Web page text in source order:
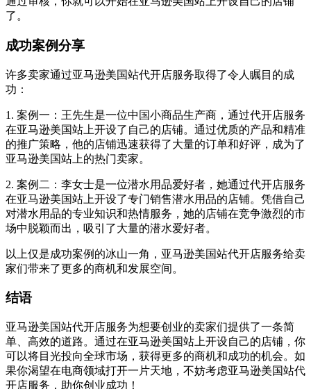
了。
成功案例分享
许多卖家通过亚马逊美国站代开店服务取得了令人瞩目的成
功：
1. 案例一：王先生是一位中国小商品生产商，通过代开店服务
在亚马逊美国站上开设了自己的店铺。通过优质的产品和精准
的推广策略，他的店铺迅速获得了大量的订单和好评，成为了
亚马逊美国站上的热门卖家。
2. 案例二：李女士是一位潜水用品爱好者，她通过代开店服务
在亚马逊美国站上开设了专门销售潜水用品的店铺。凭借自己
对潜水用品的专业知识和热情服务，她的店铺在竞争激烈的市
场中脱颖而出，吸引了大量的潜水爱好者。
以上仅是成功案例的冰山一角，亚马逊美国站代开店服务给卖
家们带来了更多的商机和发展空间。
结语
亚马逊美国站代开店服务为想要创业的卖家们提供了一条简
单、高效的道路。通过在亚马逊美国站上开设自己的店铺，你
可以将目光投向全球市场，获得更多的商机和成功的机会。如
果你渴望在电商领域打开一片天地，不妨考虑亚马逊美国站代
开店服务，助你创业成功！